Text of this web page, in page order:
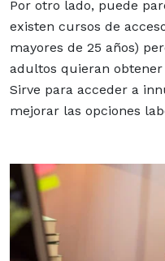
Por otro lado, puede
existen cursos de
mayores de 25 años)
adultos quieran
Sirve para acceder a
mejorar las opciones